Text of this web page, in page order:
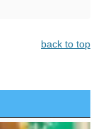
back to top